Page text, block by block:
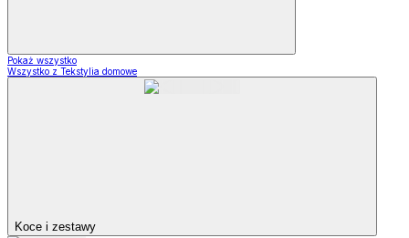
Pokaż wszystko
Wszystko z Tekstylia domowe
Koce i zestawy